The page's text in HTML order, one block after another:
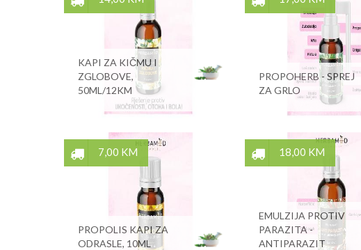
KAPI ZA KIČMU I
ZGLOBOVE,
50ML/12KM
PROPOHERB - SPREJ
ZA GRLO
7,00 KM
PROPOLIS KAPI ZA
ODRASLE, 10ML
18,00 KM
EMULZIJA PROTIV
PARAZITA -
ANTIPARAZIT